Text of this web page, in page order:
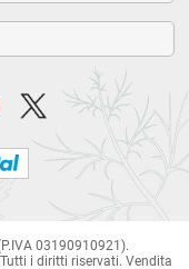
03190910921).
i diritti riservati. Vendita